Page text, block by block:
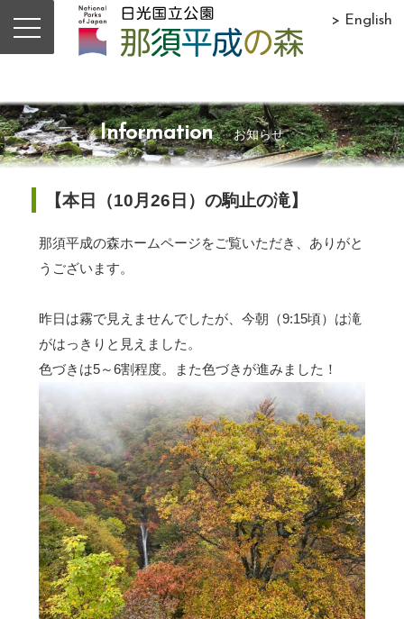
> English
Information お知らせ
【本日（10月26日）の駒止の滝】
那須平成の森ホームページをご覧いただき、ありがと
うございます。
昨日は霧で見えませんでしたが、今朝（9:15頃）は滝
がはっきりと見えました。
色づきは5～6割程度。また色づきが進みました！